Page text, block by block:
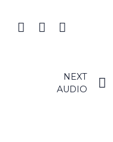
NEXT
AUDIO